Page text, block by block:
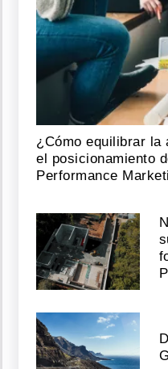
¿Cómo equilibrar la
el posicionamiento
Performance